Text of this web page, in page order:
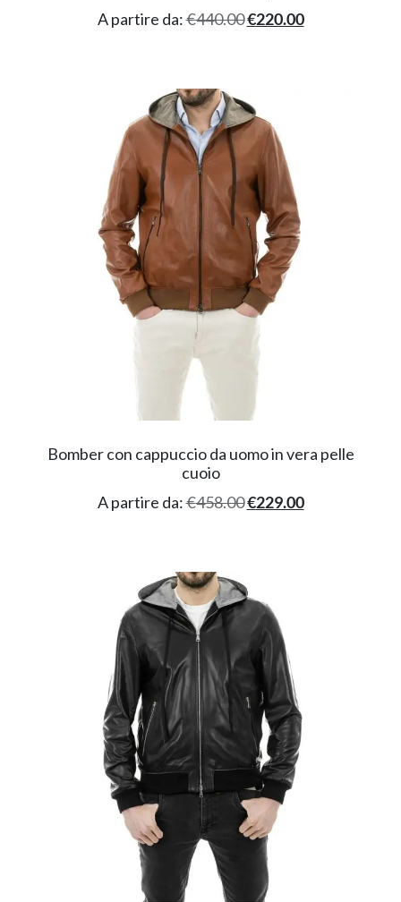
A partire da:€440.00€220.00
Bomber con cappuccio da uomo in vera pelle
cuoio
A partire da:€458.00€229.00